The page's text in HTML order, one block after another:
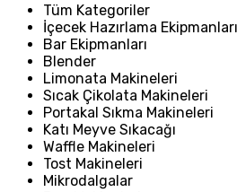
Tüm Kategoriler
İçecek Hazırlama Ekipmanları
Bar Ekipmanları
Blender
Limonata Makineleri
Sıcak Çikolata Makineleri
Portakal Sıkma Makineleri
Katı Meyve Sıkacağı
Waffle Makineleri
Tost Makineleri
Mikrodalgalar